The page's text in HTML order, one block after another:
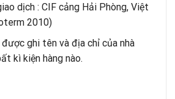
dịch : CIF cảng Hải Phòng, Việt
2010)
được ghi tên và địa chỉ của nhà
kì kiện hàng nào.